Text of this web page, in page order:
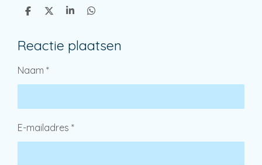
D
e
n
D
l
S
r
e
D
e
n
Reactie plaatsen
Naam *
E-mailadres *